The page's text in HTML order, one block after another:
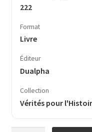
222
Format
Livre
Éditeur
Dualpha
Collection
Vérités pour